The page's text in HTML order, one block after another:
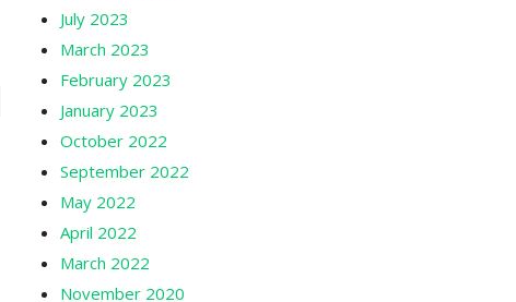
July 2023
March 2023
February 2023
January 2023
October 2022
September 2022
May 2022
April 2022
March 2022
November 2020